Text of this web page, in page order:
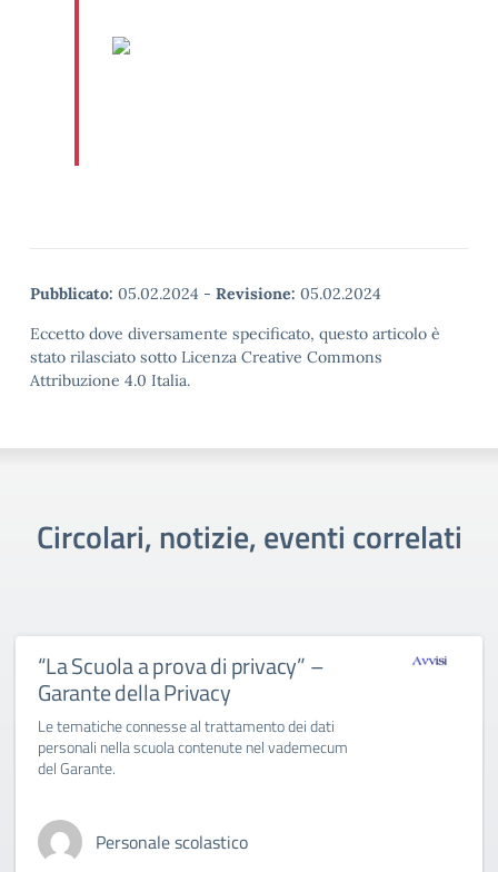
Pubblicato: 05.02.2024 - Revisione: 05.02.2024
Eccetto dove diversamente specificato, questo articolo è
stato rilasciato sotto Licenza Creative Commons
Attribuzione 4.0 Italia.
Circolari, notizie, eventi correlati
“La Scuola a prova di privacy” –
Garante della Privacy
Le tematiche connesse al trattamento dei dati
personali nella scuola contenute nel vademecum
del Garante.
Personale scolastico